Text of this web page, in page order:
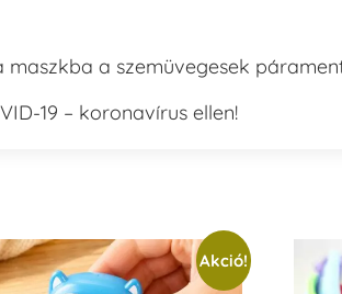
a szemüvegesek
19 – koronavírus ellen!
Akció!